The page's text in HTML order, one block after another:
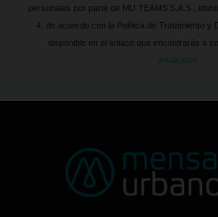
personales por parte de MU TEAMS S.A.S.,
4, de acuerdo con la Política de Tratamiento y
disponible en el enlace que encontrarás a
privacidad